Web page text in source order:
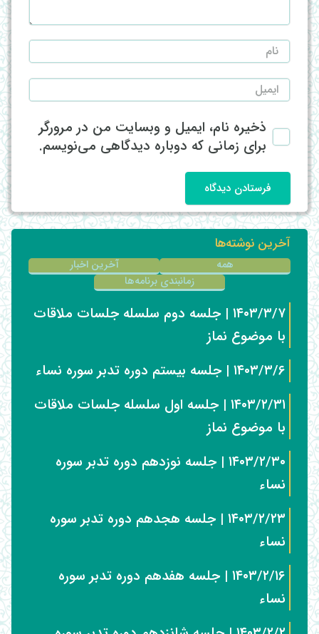
ذخیره نام، ایمیل و وبسایت من در مرورگر
برای زمانی که دوباره دیدگاهی می‌نویسم.
فرستادن دیدگاه
آخرین نوشته‌ها
همه
آخرین اخبار
زمانبندی برنامه‌ها
۱۴۰۳/۳/۷ | جلسه دوم سلسله جلسات ملاقات
با موضوع نماز
۱۴۰۳/۳/۶ | جلسه بیستم دوره تدبر سوره نساء
۱۴۰۳/۲/۳۱ | جلسه اول سلسله جلسات ملاقات
با موضوع نماز
۱۴۰۳/۲/۳۰ | جلسه نوزدهم دوره تدبر سوره
نساء
۱۴۰۳/۲/۲۳ | جلسه هجدهم دوره تدبر سوره
نساء
۱۴۰۳/۲/۱۶ | جلسه هفدهم دوره تدبر سوره
نساء